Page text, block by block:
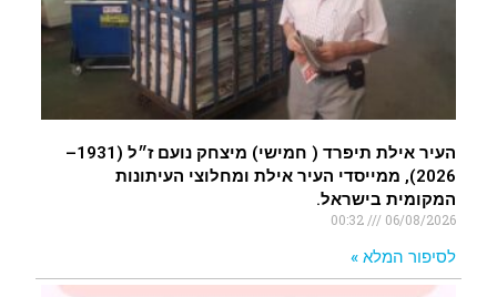
העיר אילת תיפרד ( חמישי) מיצחק נועם ז״ל (1931–
2026), ממייסדי העיר אילת ומחלוצי העיתונות
המקומית בישראל.
06/08/2026
00:32
לסיפור המלא »